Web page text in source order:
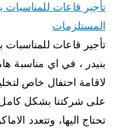
المستلزمات
تأجير قاعات للمناسبات
بنيدر ، في اي مناسبة
لاقامة احتفال خاص
على شركتنا بشكل كامل
تحتاج اليها، وتتعدد